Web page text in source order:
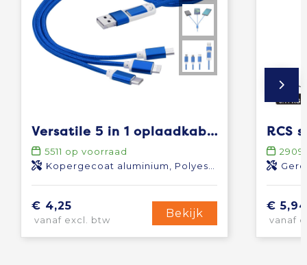
Versatile 5 in 1 oplaadkabel
5511 op voorraad
Kopergecoat aluminium, Polyester
€ 4,25
vanaf excl. btw
Bekijk
2909
€ 5,94
vanaf